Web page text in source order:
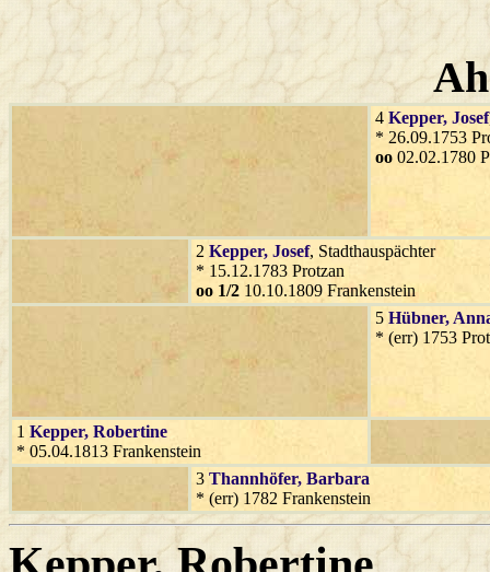
4 Kepper, Josef
* 26.09.1753
oo 02.02.1780
2 Kepper, Josef, Stadthauspächter
* 15.12.1783 Protzan
oo 1/2 10.10.1809 Frankenstein
5 Hübner,
* (err) 1753
1 Kepper, Robertine
* 05.04.1813 Frankenstein
3 Thannhöfer, Barbara
* (err) 1782 Frankenstein